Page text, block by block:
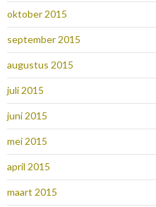
oktober 2015
september 2015
augustus 2015
juli 2015
juni 2015
mei 2015
april 2015
maart 2015